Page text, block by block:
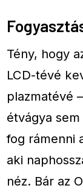
Tény, hogy
LCD-tévé
plazmatévé
étvágya
fog rámenni
aki
néz. Bár az